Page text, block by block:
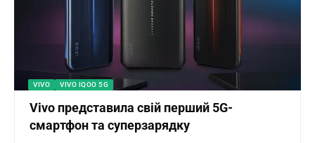
VIVO VIVO IQOO 5G
Vivo представила свій перший 5G-
смартфон та суперзарядку